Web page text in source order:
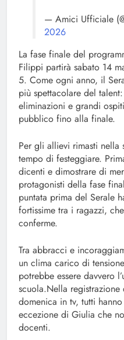
— Amici Ufficiale
2026
La fase finale del
Filippi partirà sabato 14
5. Come ogni anno, il
più spettacolare del
eliminazioni e grandi
pubblico fino alla finale.
Per gli allievi rimasti
tempo di festeggiare.
dicenti e dimostrare di
protagonisti della fase
puntata prima del Serale
fortissime tra i ragazzi,
conferme.
Tra abbracci e
un clima carico di
potrebbe essere davvero
scuola.Nella
domenica in tv, tutti
eccezione di Giulia che
docenti.